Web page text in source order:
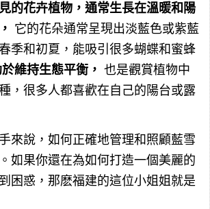
的花卉植物，通常生長在溫暖和陽
它的花朵通常呈現出淡藍色或紫藍
季和初夏，能吸引很多蝴蝶和蜜蜂
維持生態平衡， 也是觀賞植物中
，很多人都喜歡在自己的陽台或露
來說，如何正確地管理和照顧藍雪
如果你還在為如何打造一個美麗的
困惑，那麽福建的這位小姐姐就是